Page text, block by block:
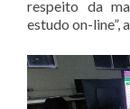
respeito da
estudo on-line”,